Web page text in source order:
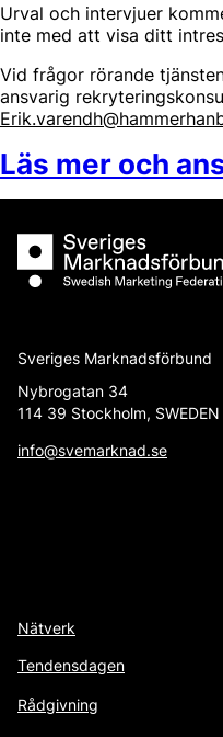
Urval och intervjuer
inte med att visa ditt
Vid frågor rörande
ansvarig
Läs mer och
Sveriges
Sveriges Marknadsförbund
Nybrogatan 34
114 39 Stockholm, SWEDEN
info@svemarknad.se
Nätverk
Tendensdagen
Rådgivning